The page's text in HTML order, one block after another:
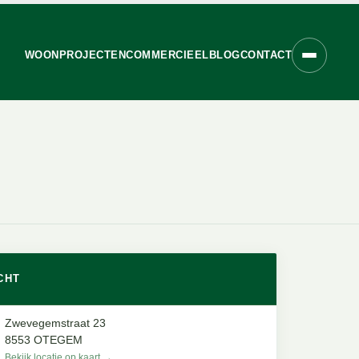
WOONPROJECTENCOMMERCIEEL BLOGCONTACT
Zwevegemstraat 23
8553 OTEGEM